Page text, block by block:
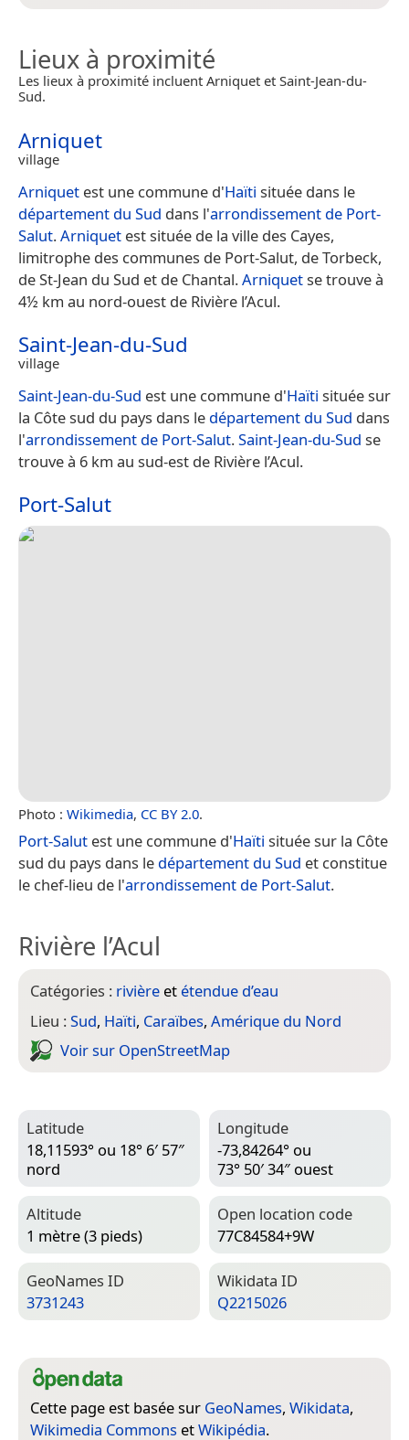
Lieux à proximité
Les lieux à proximité incluent Arniquet et Saint-Jean-du-
Sud.
Arniquet
village
Arniquet est une commune d'Haïti située dans le
département du Sud dans l'arrondissement de Port-
Salut.Arniquet est située de la ville des Cayes,
limitrophe des communes de Port-Salut, de Torbeck,
de St-Jean du Sud et de Chantal.Arniquetse trouve à
4½ km au nord-ouest de Rivière l’Acul.
Saint-Jean-du-Sud
village
Saint-Jean-du-Sud est une commune d'Haïti située sur
la Côte sud du pays dans le département du Sud dans
l'arrondissement de Port-Salut.Saint-Jean-du-Sud se
trouve à 6 km au sud-est de Rivière l’Acul.
Port-Salut
Photo : Wikimedia, CC BY 2.0.
Port-Salut est une commune d'Haïti située sur la Côte
sud du pays dans le département du Sud et constitue
le chef-lieu de l'arrondissement de Port-Salut.
Rivière l’Acul
Catégories : rivière et étendue d’eau
Lieu :Sud, Haïti, Caraïbes, Amérique du Nord
Voir sur Open­Street­Map
Latitude
18,11593° ou 18° 6′ 57″
nord
Longitude
-73,84264° ou
73° 50′ 34″ ouest
Altitude
1 mètre (3 pieds)
Open location code
77C84584+9W
Geo­Names ID
3731243
Wiki­data ID
Q2215026
Cette page est basée sur GeoNames, Wikidata,
Wikimedia Commons etWikipédia.